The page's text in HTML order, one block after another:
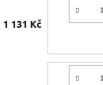
1 131 Kč